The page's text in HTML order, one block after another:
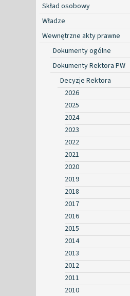
Skład osobowy
Władze
Wewnętrzne akty prawne
Dokumenty ogólne
Dokumenty Rektora PW
Decyzje Rektora
2026
2025
2024
2023
2022
2021
2020
2019
2018
2017
2016
2015
2014
2013
2012
2011
2010